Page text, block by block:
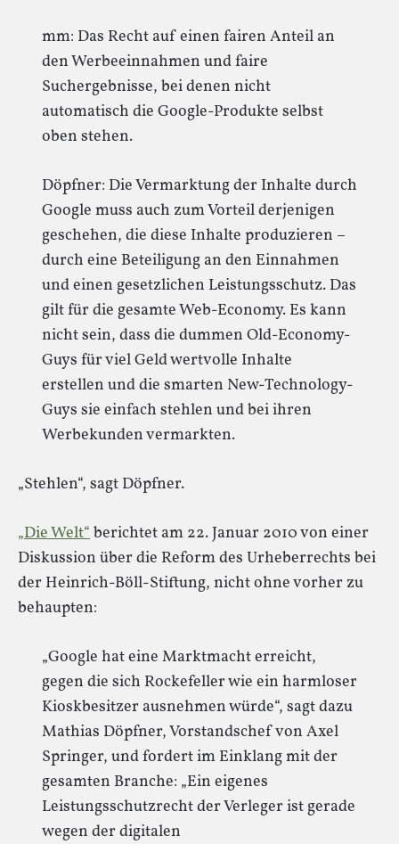
mm: Das Recht auf einen fairen Anteil an
den Werbeeinnahmen und faire
Suchergebnisse, bei denen nicht
automatisch die Google-Produkte selbst
oben stehen.
Döpfner: Die Vermarktung der Inhalte durch
Google muss auch zum Vorteil derjenigen
geschehen, die diese Inhalte produzieren –
durch eine Beteiligung an den Einnahmen
und einen gesetzlichen Leistungsschutz. Das
gilt für die gesamte Web-Economy. Es kann
nicht sein, dass die dummen Old-Economy-
Guys für viel Geld wertvolle Inhalte
erstellen und die smarten New-Technology-
Guys sie einfach stehlen und bei ihren
Werbekunden vermarkten.
„Stehlen“, sagt Döpfner.
„Die Welt“berichtet am 22. Januar 2010 von einer
Diskussion über die Reform des Urheberrechts bei
der Heinrich-Böll-Stiftung, nicht ohne vorher zu
behaupten:
„Google hat eine Marktmacht erreicht,
gegen die sich Rockefeller wie ein harmloser
Kioskbesitzer ausnehmen würde“, sagt dazu
Mathias Döpfner, Vorstandschef von Axel
Springer, und fordert im Einklang mit der
gesamten Branche: „Ein eigenes
Leistungsschutzrecht der Verleger ist gerade
wegen der digitalen